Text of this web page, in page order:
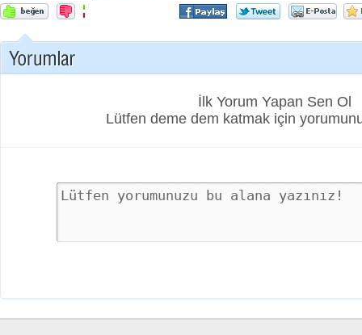
İlk Yorum Yapan Sen Ol
Lütfen deme dem katmak için